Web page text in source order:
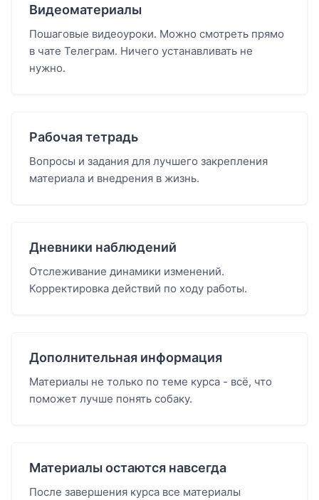
Видеоматериалы
Пошаговые видеоуроки. Можно смотреть прямо
в чате Телеграм. Ничего устанавливать не
нужно.
Рабочая тетрадь
Вопросы и задания для лучшего закрепления
материала и внедрения в жизнь.
Дневники наблюдений
Отслеживание динамики изменений.
Корректировка действий по ходу работы.
Дополнительная информация
Материалы не только по теме курса - всё, что
поможет лучше понять собаку.
Материалы остаются навсегда
После завершения курса все материалы